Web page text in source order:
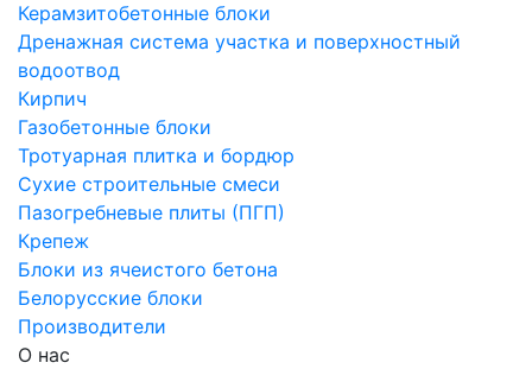
Керамзитобетонные блоки
Дренажная система участка и поверхностный
водоотвод
Кирпич
Газобетонные блоки
Тротуарная плитка и бордюр
Сухие строительные смеси
Пазогребневые плиты (ПГП)
Крепеж
Блоки из ячеистого бетона
Белорусские блоки
Производители
О нас